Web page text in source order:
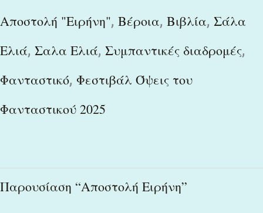
Αποστολή "Ειρήνη", Βέροια, Βιβλία, Σάλα
Ελιά, Σαλα Ελιά, Συμπαντικές διαδρομές,
Φανταστικό, Φεστιβάλ Όψεις του
Φανταστικού 2025
Παρουσίαση “Αποστολή Ειρήνη”
Παρουσίαση